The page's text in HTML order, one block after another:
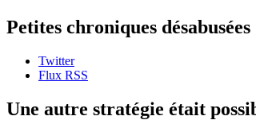
Petites chroniques
Twitter
Flux RSS
Une autre stratégie était